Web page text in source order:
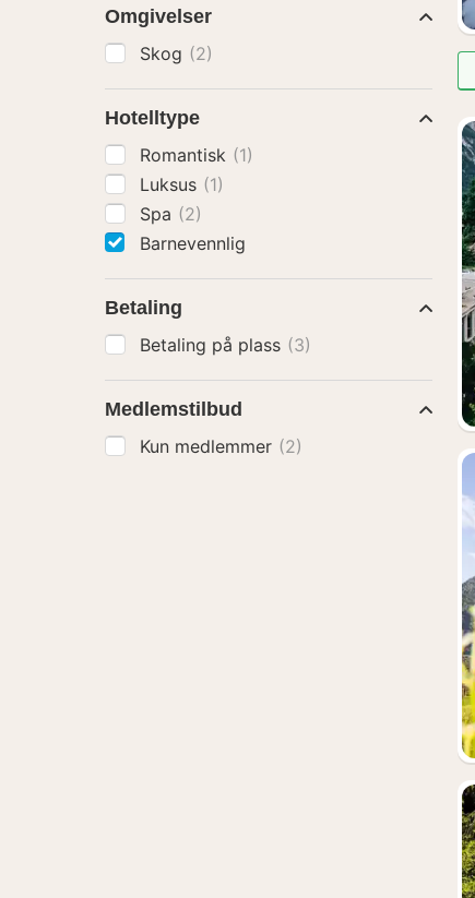
Omgivelser
Skog (2)
Hotelltype
Romantisk (1)
Luksus (1)
Spa (2)
Barnevennlig
Betaling
Betaling på plass (3)
Medlemstilbud
Kun medlemmer (2)